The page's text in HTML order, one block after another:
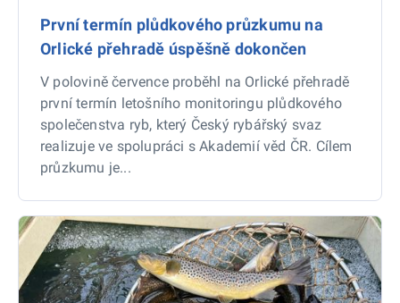
První termín plůdkového průzkumu na
Orlické přehradě úspěšně dokončen
V polovině července proběhl na Orlické přehradě
první termín letošního monitoringu plůdkového
společenstva ryb, který Český rybářský svaz
realizuje ve spolupráci s Akademií věd ČR. Cílem
průzkumu je...